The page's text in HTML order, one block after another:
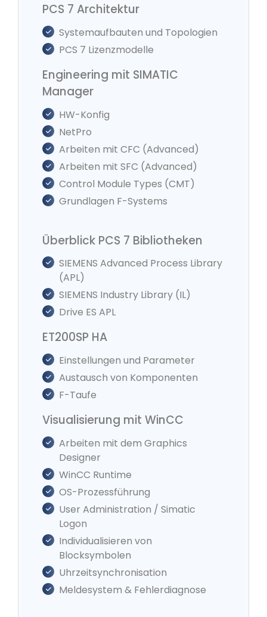
PCS 7 Architektur
Systemaufbauten und Topologien
PCS 7 Lizenzmodelle
Engineering mit SIMATIC
Manager
HW-Konfig
NetPro
Arbeiten mit CFC (Advanced)
Arbeiten mit SFC (Advanced)
Control Module Types (CMT)
Grundlagen F-Systems
Überblick PCS 7 Bibliotheken
SIEMENS Advanced Process Library
(APL)
SIEMENS Industry Library (IL)
Drive ES APL
ET200SP HA
Einstellungen und Parameter
Austausch von Komponenten
F-Taufe
Visualisierung mit WinCC
Arbeiten mit dem Graphics
Designer
WinCC Runtime
OS-Prozessführung
User Administration / Simatic
Logon
Individualisieren von
Blocksymbolen
Uhrzeitsynchronisation
Meldesystem & Fehlerdiagnose